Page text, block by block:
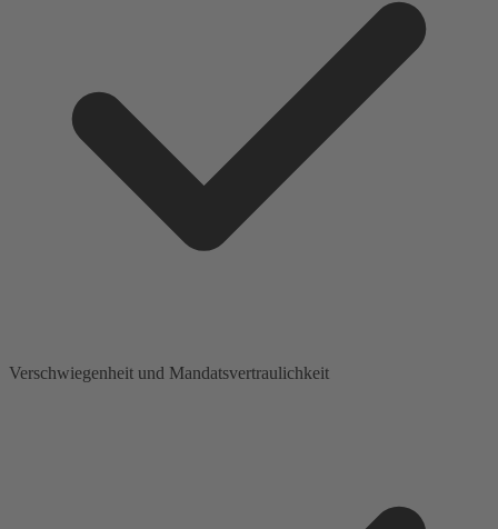
Verschwiegenheit und Mandatsvertraulichkeit